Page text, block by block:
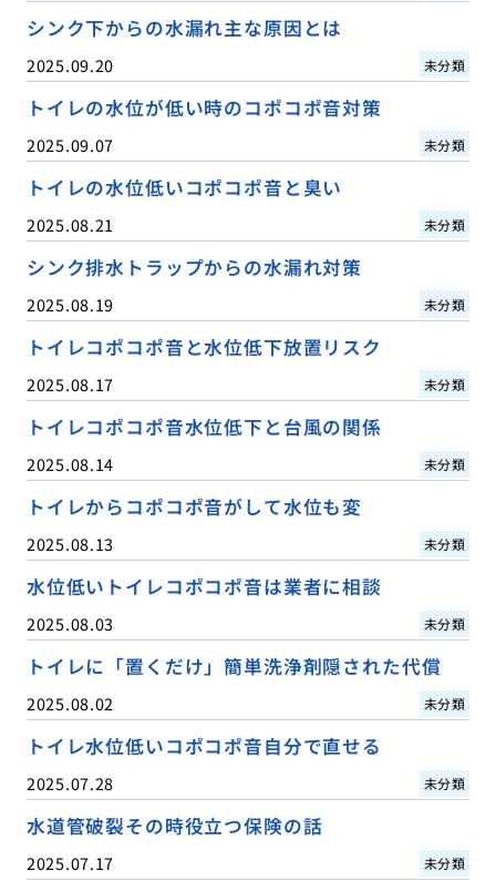
シンク下からの水漏れ主な原因とは
2025.09.20 未分類
トイレの水位が低い時のコポコポ音対策
2025.09.07 未分類
トイレの水位低いコポコポ音と臭い
2025.08.21 未分類
シンク排水トラップからの水漏れ対策
2025.08.19 未分類
トイレコポコポ音と水位低下放置リスク
2025.08.17 未分類
トイレコポコポ音水位低下と台風の関係
2025.08.14 未分類
トイレからコポコポ音がして水位も変
2025.08.13 未分類
水位低いトイレコポコポ音は業者に相談
2025.08.03 未分類
トイレに「置くだけ」簡単洗浄剤隠された代償
2025.08.02 未分類
トイレ水位低いコポコポ音自分で直せる
2025.07.28 未分類
水道管破裂その時役立つ保険の話
2025.07.17 未分類